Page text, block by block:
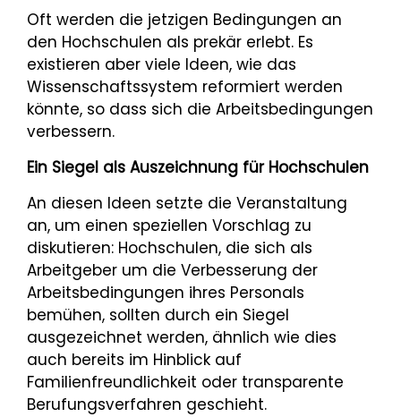
Oft werden die jetzigen Bedingungen an
den Hochschulen als prekär erlebt. Es
existieren aber viele Ideen, wie das
Wissenschaftssystem reformiert werden
könnte, so dass sich die Arbeitsbedingungen
verbessern.
Ein Siegel als Auszeichnung für Hochschulen
An diesen Ideen setzte die Veranstaltung
an, um einen speziellen Vorschlag zu
diskutieren: Hochschulen, die sich als
Arbeitgeber um die Verbesserung der
Arbeitsbedingungen ihres Personals
bemühen, sollten durch ein Siegel
ausgezeichnet werden, ähnlich wie dies
auch bereits im Hinblick auf
Familienfreundlichkeit oder transparente
Berufungsverfahren geschieht.